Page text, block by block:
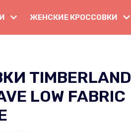
ЖЕНСКИЕ КРОССОВКИ
TIMBERLAND
LOW FABRIC